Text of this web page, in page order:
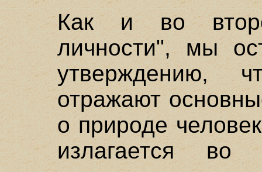
Как и во
личности", мы
утверждению,
отражают
о природе
излагается во